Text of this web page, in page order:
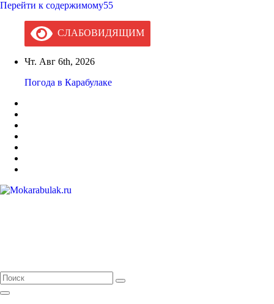
Перейти к содержимому55
СЛАБОВИДЯЩИМ
Чт. Авг 6th, 2026
Погода в Карабулаке